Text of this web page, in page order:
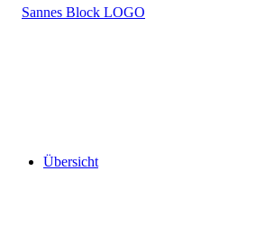
LOGO
Übersicht